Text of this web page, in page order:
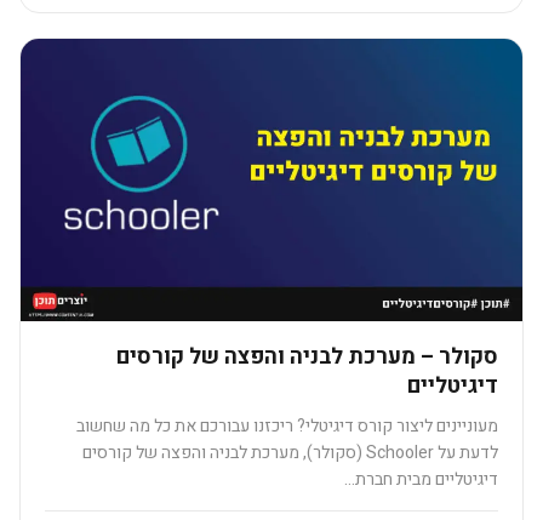
סקולר – מערכת לבניה והפצה של קורסים
דיגיטליים​
מעוניינים ליצור קורס דיגיטלי? ריכזנו עבורכם את כל מה שחשוב
לדעת על Schooler (סקולר), מערכת לבניה והפצה של קורסים
דיגיטליים מבית חברת…